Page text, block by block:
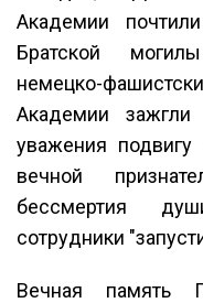
Академии
Братской
немецко-
Академии
уважения
вечной
бессмертия
сотрудники
Вечная